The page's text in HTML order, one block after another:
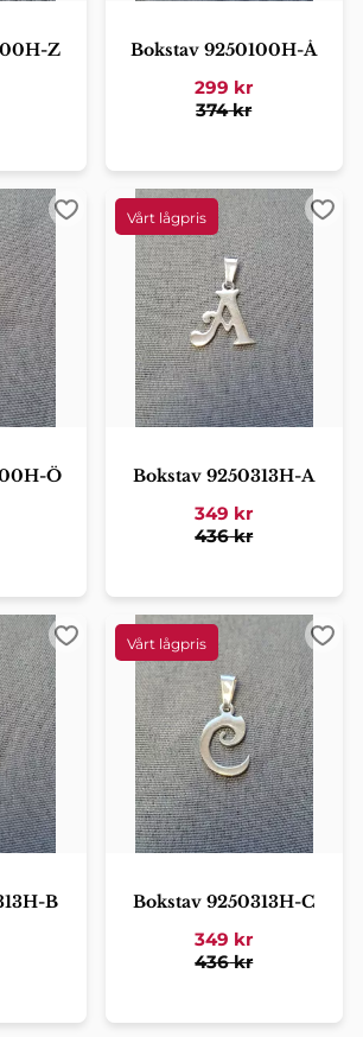
Z Bokstav 9250100H-Å
299 kr
374kr
Ö
Lägg till i favoriter
Bokstav 9250313H-A
349 kr
436kr
B
Lägg till i favoriter
Bokstav 9250313H-C
349 kr
436kr